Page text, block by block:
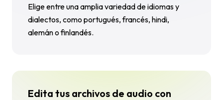
Elige entre una amplia variedad de idiomas y
dialectos, como portugués, francés, hindi,
alemán o finlandés.
Edita tus archivos de audio con